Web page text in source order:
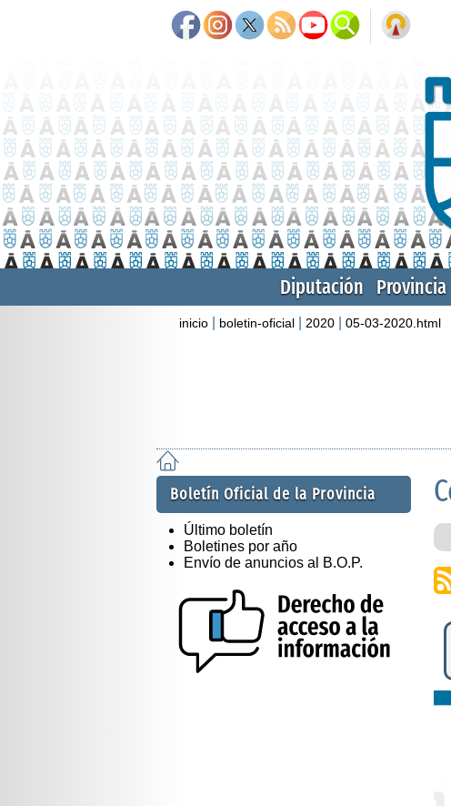
Diputación Provincia
inicio boletin-oficial 2020 05-03-2020.html
Boletín Oficial de la Provincia
Último boletín
Boletines por año
Envío de anuncios al B.O.P.